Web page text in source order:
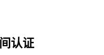
认证